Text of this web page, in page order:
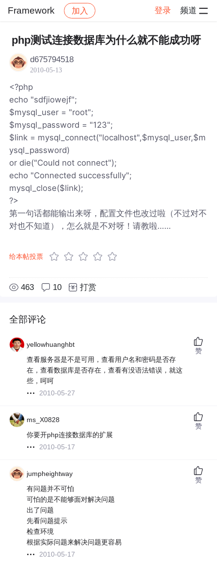
Framework 加入 登录 频道
社区 Framework 帖子详情
php测试连接数据库为什么就不能成功呀
d675794518
2010-05-13
<?php
echo "sdfjiowejf";
$mysql_user = "root";
$mysql_password = "123";
$link = mysql_connect("localhost",$mysql_user,$m
ysql_password)
or die("Could not connect");
echo "Connected successfully";
mysql_close($link);
?>
第一句话都能输出来呀，配置文件也改过啦（不过对不
对也不知道），怎么就是不对呀！请教啦……
给本帖投票
463 10 打赏
全部评论
yellowhuanghbt
查看服务器是不是可用，查看用户名和密码是否存
在，查看数据库是否存在，查看有没语法错误，就这
些，呵呵
2010-05-27
赞
ms_X0828
你要开php连接数据库的扩展
2010-05-17
赞
jumpheightway
有问题并不可怕
可怕的是不能够面对解决问题
出了问题
先看问题提示
检查环境
根据实际问题来解决问题更容易
2010-05-17
赞